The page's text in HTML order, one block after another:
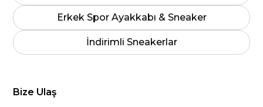
Erkek Spor Ayakkabı & Sneaker
İndirimli Sneakerlar
Bize Ulaş